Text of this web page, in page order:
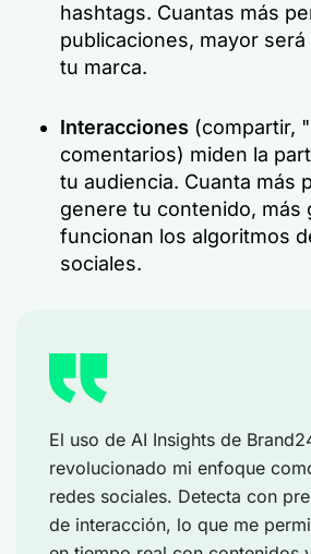
hashtags. Cuantas más
publicaciones, mayor
tu marca.
Interacciones (compartir,
comentarios) miden la
tu audiencia. Cuanta más
genere tu contenido, más
funcionan los algoritmos
sociales.
El uso de AI Insights de
revolucionado mi enfoque
redes sociales. Detecta con
de interacción, lo que me